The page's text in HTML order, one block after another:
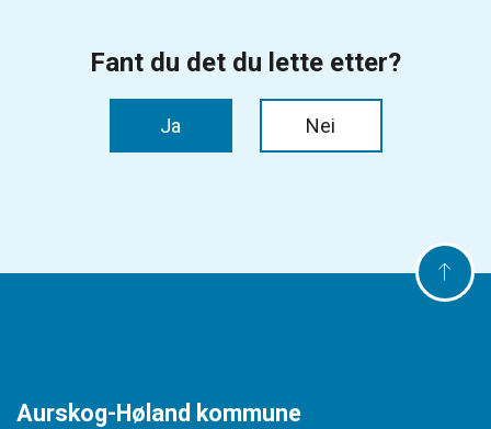
Aurskog-Høland kommune